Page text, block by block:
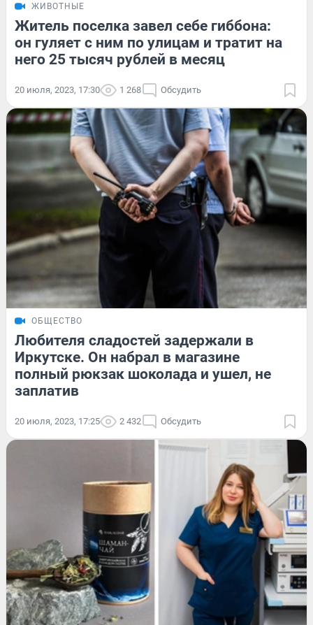
ЖИВОТНЫЕ
Житель поселка завел себе гиббона:
он гуляет с ним по улицам и тратит на
него 25 тысяч рублей в месяц
20 июля, 2023, 17:30 1 268 Обсудить
ОБЩЕСТВО
Любителя сладостей задержали в
Иркутске. Он набрал в магазине
полный рюкзак шоколада и ушел, не
заплатив
20 июля, 2023, 17:25 2 432 Обсудить